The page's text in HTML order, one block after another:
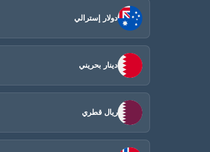
دولار إسترالي
دينار بحريني
ريال قطري